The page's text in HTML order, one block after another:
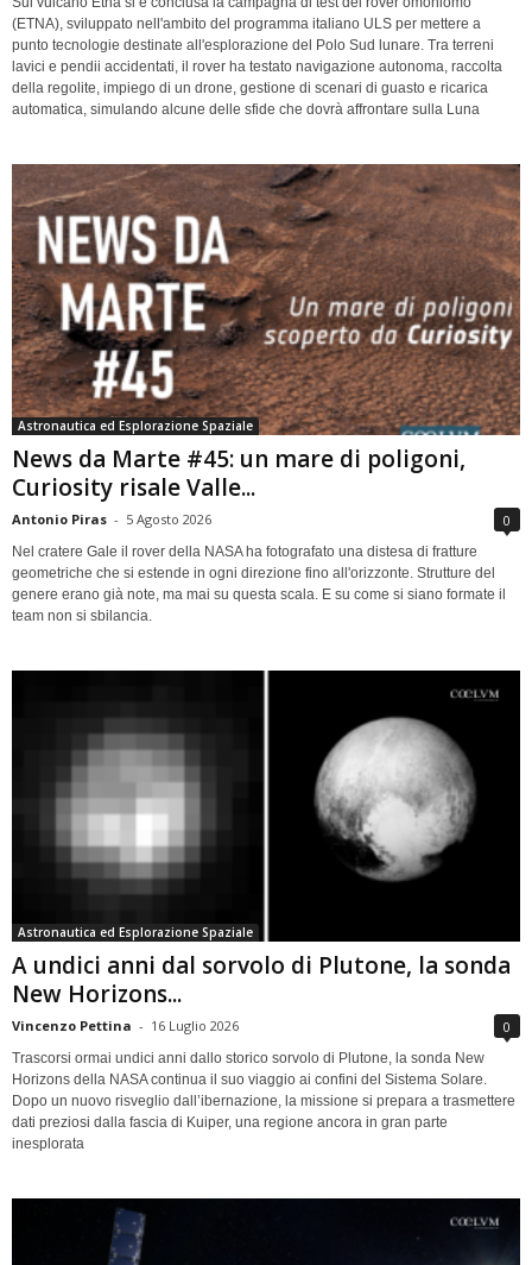
(ETNA), sviluppato nell'ambito del programma italiano ULS per mettere a
punto tecnologie destinate all'esplorazione del Polo Sud lunare. Tra terreni
lavici e pendii accidentati, il rover ha testato navigazione autonoma, raccolta
della regolite, impiego di un drone, gestione di scenari di guasto e ricarica
automatica, simulando alcune delle sfide che dovrà affrontare sulla Luna
Astronautica ed Esplorazione Spaziale
News da Marte #45: un mare di poligoni,
Curiosity risale Valle...
Antonio Piras - 5 Agosto 2026 0
Nel cratere Gale il rover della NASA ha fotografato una distesa di fratture
geometriche che si estende in ogni direzione fino all'orizzonte. Strutture del
genere erano già note, ma mai su questa scala. E su come si siano formate il
team non si sbilancia.
Astronautica ed Esplorazione Spaziale
A undici anni dal sorvolo di Plutone, la sonda
New Horizons...
Vincenzo Pettina - 16 Luglio 2026 0
Trascorsi ormai undici anni dallo storico sorvolo di Plutone, la sonda New
Horizons della NASA continua il suo viaggio ai confini del Sistema Solare.
Dopo un nuovo risveglio dall’ibernazione, la missione si prepara a trasmettere
dati preziosi dalla fascia di Kuiper, una regione ancora in gran parte
inesplorata